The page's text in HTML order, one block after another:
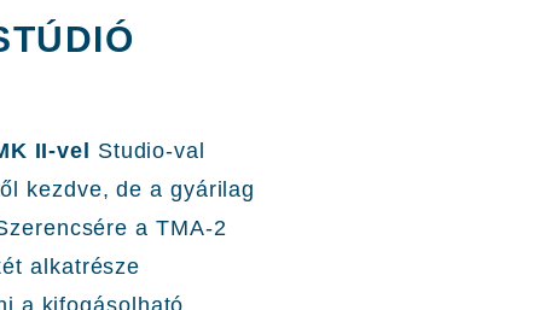
II-vel Studio-val
kezdve, de a gyárilag
a TMA-2
alkatrésze
a kifogásolható